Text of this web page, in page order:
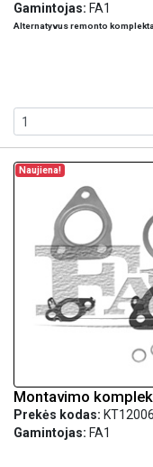
Gamintojas: FA1
Alternatyvus remonto
Naujiena!
Montavimo
Prekės kodas:
Gamintojas: FA1